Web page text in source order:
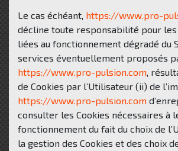
Le cas échéant, https://www.pro-
décline toute responsabilité pour les
liées au fonctionnement dégradé du
services éventuellement proposés
https://www.pro-pulsion.com,
de Cookies par l’Utilisateur (ii) de
https://www.pro-pulsion.com
consulter les Cookies nécessaires à
fonctionnement du fait du choix de
la gestion des Cookies et des choix